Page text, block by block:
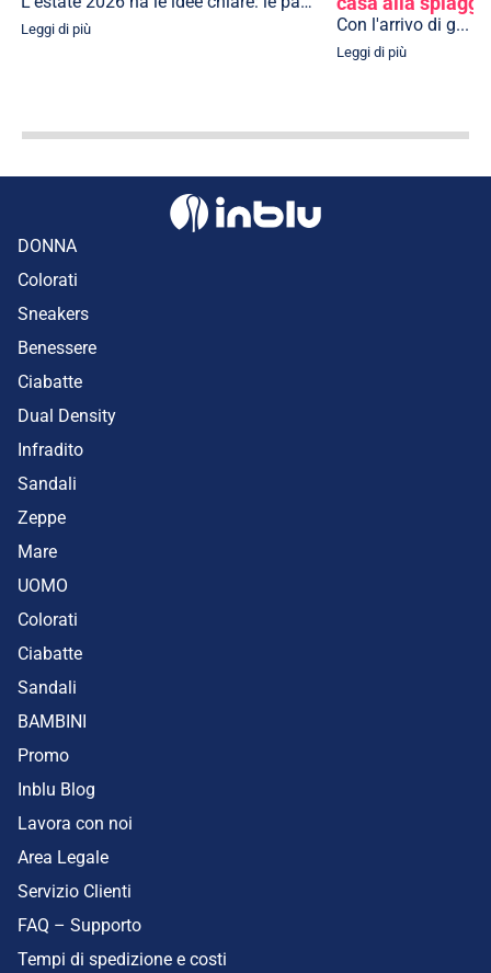
Leggi di più Con l'arrivo di g...
Leggi di più
DONNA
Colorati
Sneakers
Benessere
Ciabatte
Dual Density
Infradito
Sandali
Zeppe
Mare
UOMO
Colorati
Ciabatte
Sandali
BAMBINI
Promo
Inblu Blog
Lavora con noi
Area Legale
Servizio Clienti
FAQ – Supporto
Tempi di spedizione e costi